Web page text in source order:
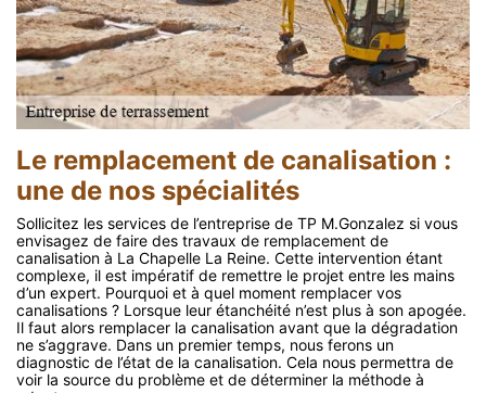
Le remplacement de canalisation :
une de nos spécialités
Sollicitez les services de l’entreprise de TP M.Gonzalez si vous
envisagez de faire des travaux de remplacement de
canalisation à La Chapelle La Reine. Cette intervention étant
complexe, il est impératif de remettre le projet entre les mains
d’un expert. Pourquoi et à quel moment remplacer vos
canalisations ? Lorsque leur étanchéité n’est plus à son apogée.
Il faut alors remplacer la canalisation avant que la dégradation
ne s’aggrave. Dans un premier temps, nous ferons un
diagnostic de l’état de la canalisation. Cela nous permettra de
voir la source du problème et de déterminer la méthode à